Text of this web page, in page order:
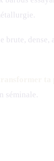
brute,
séminale.